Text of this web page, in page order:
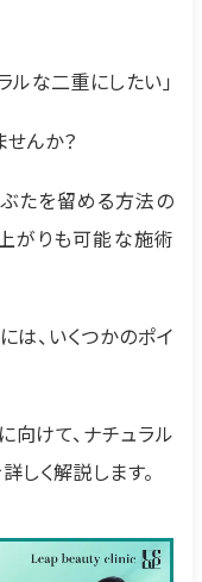
ルな二重にしたい」
んか？
たを留める方法の
がりも可能な施術
は、いくつかのポイ
けて、ナチュラル
しく解説します。